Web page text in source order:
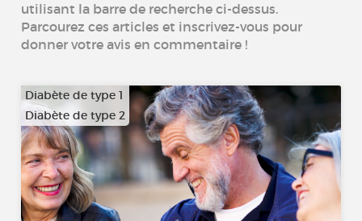
utilisant la barre de recherche ci-dessus.
Parcourez ces articles et inscrivez-vous pour
donner votre avis en commentaire !
Diabète de type 1
Diabète de type 2